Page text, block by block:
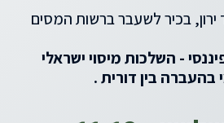
בכיר לשעבר ברשות המסים
- השלכות מיסוי ישראלי
בהעברה בין דורית .